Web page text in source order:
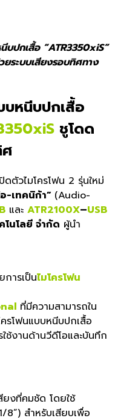
ปกเสื้อ “ATR3350xiS”
ระบบเสียงรอบทิศทาง
บหนีบปกเสื้อ
ชูโดด
ดตัวไมโครโฟน 2 รุ่นใหม่
-เทคนิก้า” (Audio-
และ ATR2100X–USB
นโลยี จำกัด ผู้นำ
การเป็นไมโครโฟน
ที่มีความสามารถใน
รโฟนแบบหนีบปกเสื้อ
งานด้านวีดีโอและบันทึก
ยงที่คมชัด โดยใช้
8”) สำหรับเสียบเพื่อ